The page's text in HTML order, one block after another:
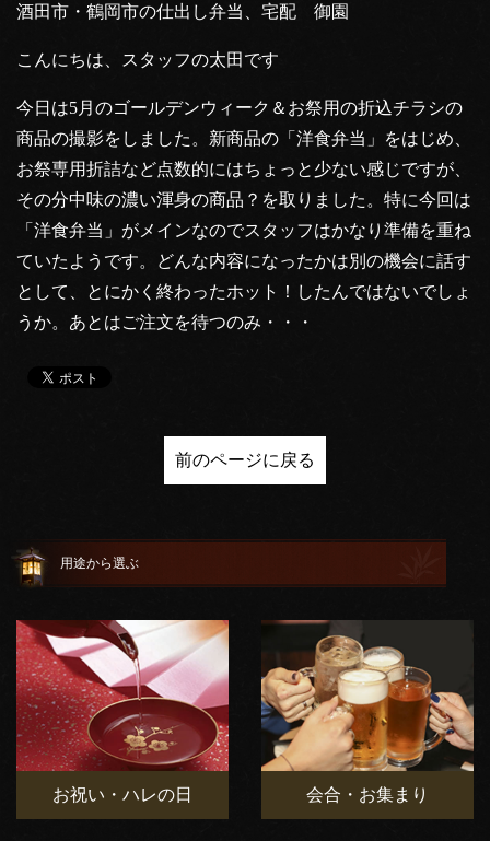
酒田市・鶴岡市の仕出し弁当、宅配 御園
こんにちは、スタッフの太田です
今日は5月のゴールデンウィーク＆お祭用の折込チラシの
商品の撮影をしました。新商品の「洋食弁当」をはじめ、
お祭専用折詰など点数的にはちょっと少ない感じですが、
その分中味の濃い渾身の商品？を取りました。特に今回は
「洋食弁当」がメインなのでスタッフはかなり準備を重ね
ていたようです。どんな内容になったかは別の機会に話す
として、とにかく終わったホット！したんではないでしょ
うか。あとはご注文を待つのみ・・・
前のページに戻る
用途から選ぶ
お祝い・ハレの日 会合・お集まり